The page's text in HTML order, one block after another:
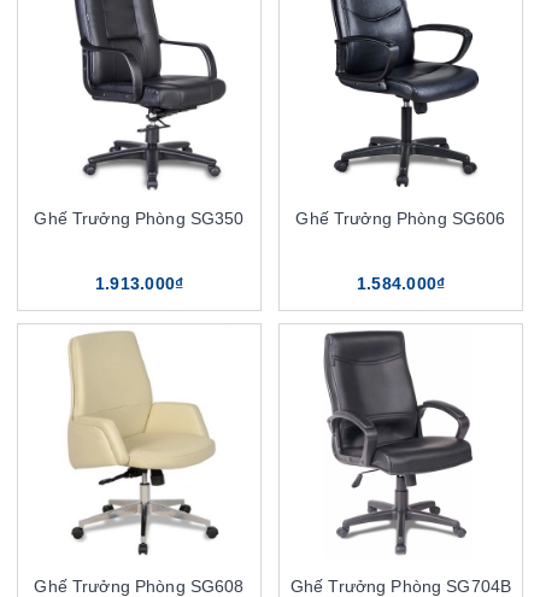
Ghế Trưởng Phòng SG350
1.913.000₫
Ghế Trưởng Phòng SG606
1.584.000₫
Ghế Trưởng Phòng SG608 Ghế Trưởng Phòng SG704B